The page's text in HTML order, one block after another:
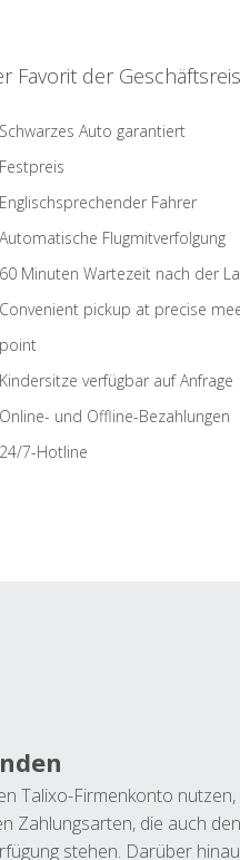
Favorit der
Schwarzes Auto garantiert
Festpreis
Englischsprechender Fahrer
Automatische Flugmitverfolgung
60 Minuten Wartezeit nach der
Convenient pickup at precise
point
Kindersitze verfügbar auf Anfrage
Online- und Offline-Bezahlungen
24/7-Hotline
Talixo-Firmenkonto
Zahlungsarten, die auch den
stehen. Darüber